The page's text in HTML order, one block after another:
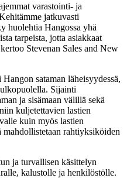
varastointi- ja
jatkuvasti
huolehtia Hangossa yhä
tarpeista, jotta asiakkaat
Stevenan Sales and New
sataman läheisyydessä,
Sijainti
ja sisämaan välillä sekä
kuljetettavien lastien
kuin myös lastien
rahtiyksiköiden
ja turvallisen käsittelyn
kalustolle ja henkilöstölle.